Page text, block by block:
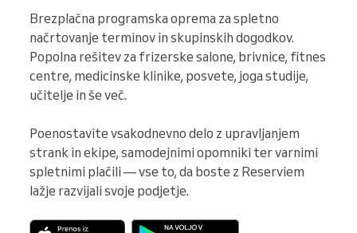
Brezplačna programska oprema za spletno
načrtovanje terminov in skupinskih dogodkov.
Popolna rešitev za frizerske salone, brivnice, fitnes
centre, medicinske klinike, posvete, joga studije,
učitelje in še več.
Poenostavite vsakodnevno delo z upravljanjem
strank in ekipe, samodejnimi opomniki ter varnimi
spletnimi plačili — vse to, da boste z Reserviem
lažje razvijali svoje podjetje.